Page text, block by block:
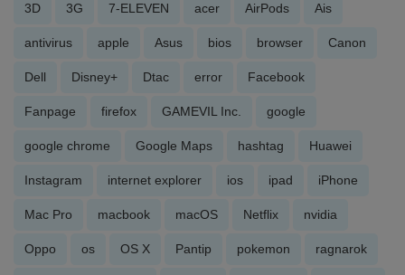
3D 3G 7-ELEVEN acer AirPods Ais
antivirus apple Asus bios browser Canon
Dell Disney+ Dtac error Facebook
Fanpage firefox GAMEVIL Inc. google
google chrome Google Maps hashtag Huawei
Instagram internet explorer ios ipad iPhone
Mac Pro macbook macOS Netflix nvidia
Oppo os OS X Pantip pokemon ragnarok